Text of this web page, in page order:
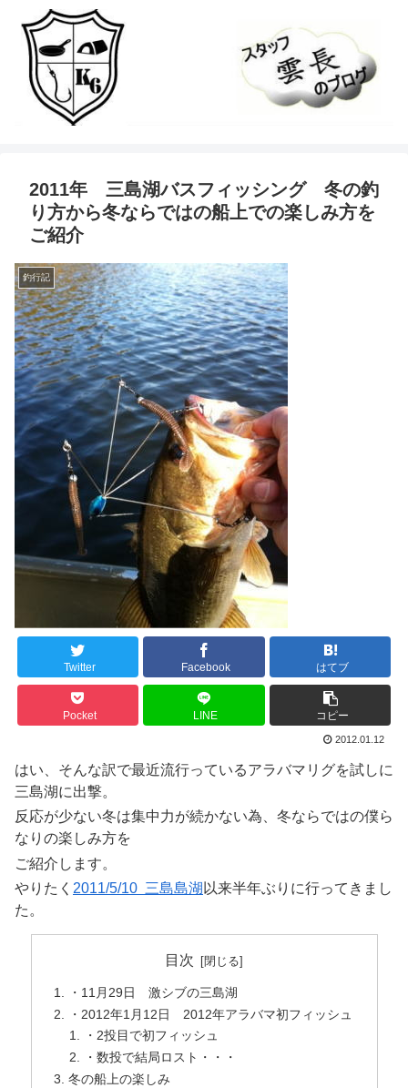
2011年 三島湖バスフィッシング 冬の釣
り方から冬ならではの船上での楽しみ方を
ご紹介
釣行記
Twitter Facebook はてブ
Pocket LINE コピー
2012.01.12
はい、そんな訳で最近流行っているアラバマリグを試しに
三島湖に出撃。
反応が少ない冬は集中力が続かない為、冬ならではの僕ら
なりの楽しみ方を
ご紹介します。
やりたく 2011/5/10 三島島湖 以来半年ぶりに行ってきまし
た。
目次
・11月29日 激シブの三島湖
・2012年1月12日 2012年アラバマ初フィッシュ
・2投目で初フィッシュ
・数投で結局ロスト・・・
冬の船上の楽しみ